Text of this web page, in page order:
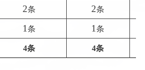
2条 2条
1 条 1条
4条 4条